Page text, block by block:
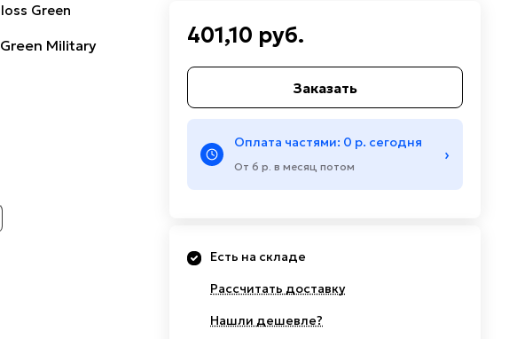
Green
Military 401,10 руб.
Заказать
Оплата частями: 0 р. сегодня
От 6 р. в месяц потом
›
Есть на складе
Рассчитать доставку
Нашли дешевле?